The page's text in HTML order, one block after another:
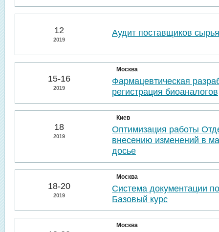
12
2019
Аудит поставщиков
15-16
2019
Москва
Фармацевтическая
регистрация биоаналогов
18
2019
Киев
Оптимизация работы
внесению изменений в
досье
18-20
2019
Москва
Система документации
Базовый курс
Москва